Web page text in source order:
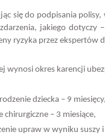
się do podpisania
jakiego dotyczy
ryzyka przez ekspertów
wynosi okres karencji
dziecka – 9 miesięcy,
chirurgiczne – 3 miesiące,
upraw w wyniku suszy